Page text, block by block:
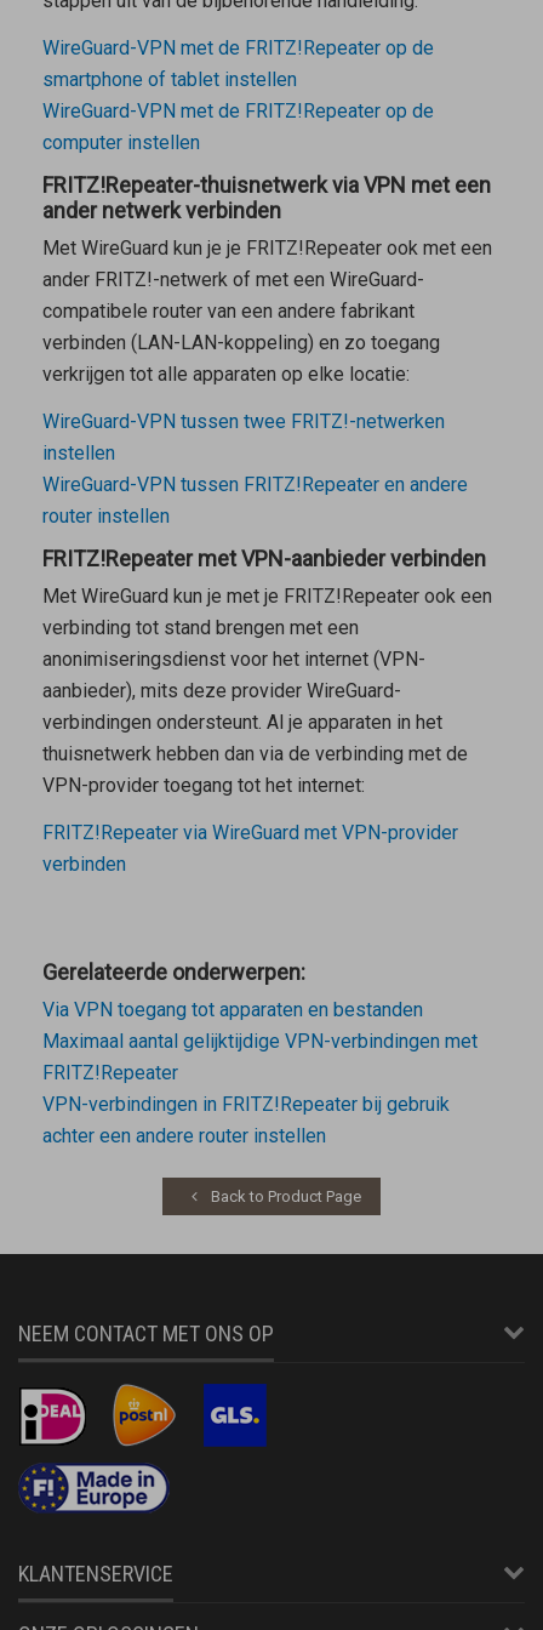
WireGuard-VPN met de FRITZ!Repeater op de
smartphone of tablet instellen
WireGuard-VPN met de FRITZ!Repeater op de
computer instellen
FRITZ!Repeater-thuisnetwerk via VPN met een
ander netwerk verbinden
Met WireGuard kun je je FRITZ!Repeater ook met een
ander FRITZ!-netwerk of met een WireGuard-
compatibele router van een andere fabrikant
verbinden (LAN-LAN-koppeling) en zo toegang
verkrijgen tot alle apparaten op elke locatie:
WireGuard-VPN tussen twee FRITZ!-netwerken
instellen
WireGuard-VPN tussen FRITZ!Repeater en andere
router instellen
FRITZ!Repeater met VPN-aanbieder verbinden
Met WireGuard kun je met je FRITZ!Repeater ook een
verbinding tot stand brengen met een
anonimiseringsdienst voor het internet (VPN-
aanbieder), mits deze provider WireGuard-
verbindingen ondersteunt. Al je apparaten in het
thuisnetwerk hebben dan via de verbinding met de
VPN-provider toegang tot het internet:
FRITZ!Repeater via WireGuard met VPN-provider
verbinden
Gerelateerde onderwerpen:
Via VPN toegang tot apparaten en bestanden
Maximaal aantal gelijktijdige VPN-verbindingen met
FRITZ!Repeater
VPN-verbindingen in FRITZ!Repeater bij gebruik
achter een andere router instellen
Back to Product Page
NEEM CONTACT MET ONS OP
KLANTENSERVICE